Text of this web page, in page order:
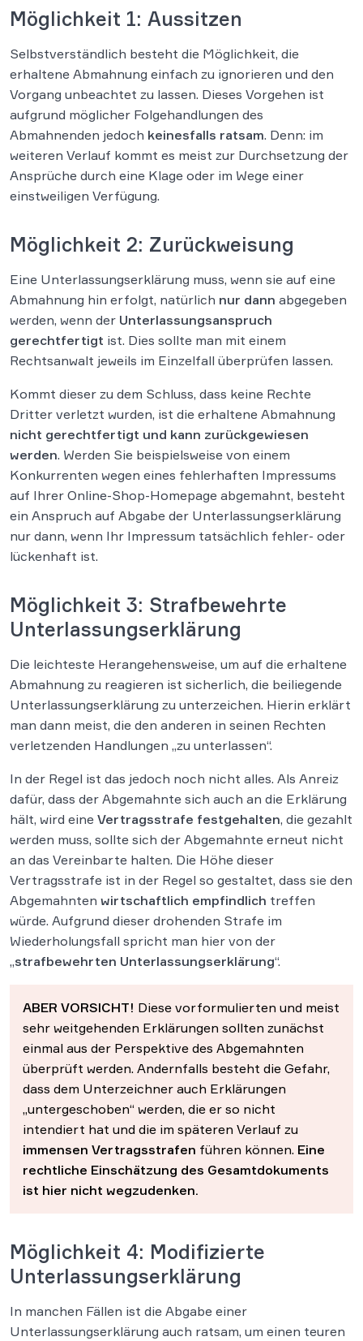
Möglichkeit 1: Aussitzen
Selbstverständlich besteht die Möglichkeit, die
erhaltene Abmahnung einfach zu ignorieren und den
Vorgang unbeachtet zu lassen. Dieses Vorgehen ist
aufgrund möglicher Folgehandlungen des
Abmahnenden jedoch keinesfalls ratsam. Denn: im
weiteren Verlauf kommt es meist zur Durchsetzung der
Ansprüche durch eine Klage oder im Wege einer
einstweiligen Verfügung.
Möglichkeit 2: Zurückweisung
Eine Unterlassungserklärung muss, wenn sie auf eine
Abmahnung hin erfolgt, natürlich nur dann abgegeben
werden, wenn der Unterlassungsanspruch
gerechtfertigt ist. Dies sollte man mit einem
Rechtsanwalt jeweils im Einzelfall überprüfen lassen.
Kommt dieser zu dem Schluss, dass keine Rechte
Dritter verletzt wurden, ist die erhaltene Abmahnung
nicht gerechtfertigt und kann zurückgewiesen
werden. Werden Sie beispielsweise von einem
Konkurrenten wegen eines fehlerhaften Impressums
auf Ihrer Online-Shop-Homepage abgemahnt, besteht
ein Anspruch auf Abgabe der Unterlassungserklärung
nur dann, wenn Ihr Impressum tatsächlich fehler- oder
lückenhaft ist.
Möglichkeit 3: Strafbewehrte
Unterlassungserklärung
Die leichteste Herangehensweise, um auf die erhaltene
Abmahnung zu reagieren ist sicherlich, die beiliegende
Unterlassungserklärung zu unterzeichen. Hierin erklärt
man dann meist, die den anderen in seinen Rechten
verletzenden Handlungen „zu unterlassen“.
In der Regel ist das jedoch noch nicht alles. Als Anreiz
dafür, dass der Abgemahnte sich auch an die Erklärung
hält, wird eine Vertragsstrafe festgehalten, die gezahlt
werden muss, sollte sich der Abgemahnte erneut nicht
an das Vereinbarte halten. Die Höhe dieser
Vertragsstrafe ist in der Regel so gestaltet, dass sie den
Abgemahnten wirtschaftlich empfindlich treffen
würde. Aufgrund dieser drohenden Strafe im
Wiederholungsfall spricht man hier von der
„strafbewehrten Unterlassungserklärung“.
ABER VORSICHT! Diese vorformulierten und meist
sehr weitgehenden Erklärungen sollten zunächst
einmal aus der Perspektive des Abgemahnten
überprüft werden. Andernfalls besteht die Gefahr,
dass dem Unterzeichner auch Erklärungen
„untergeschoben“ werden, die er so nicht
intendiert hat und die im späteren Verlauf zu
immensen Vertragsstrafen führen können. Eine
rechtliche Einschätzung des Gesamtdokuments
ist hier nicht wegzudenken.
Möglichkeit 4: Modifizierte
Unterlassungserklärung
In manchen Fällen ist die Abgabe einer
Unterlassungserklärung auch ratsam, um einen teuren